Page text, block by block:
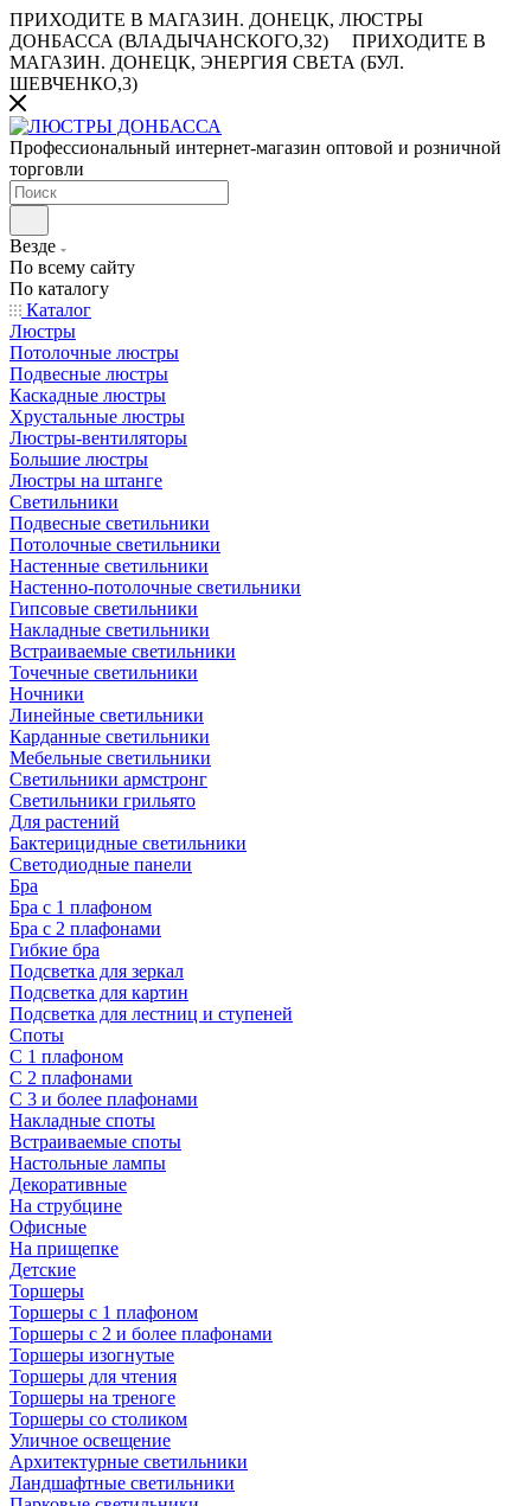
ПРИХОДИТЕ В МАГАЗИН. ДОНЕЦК, ЛЮСТРЫ
ДОНБАССА (ВЛАДЫЧАНСКОГО,32)
ПРИХОДИТЕ В
МАГАЗИН. ДОНЕЦК, ЭНЕРГИЯ СВЕТА (БУЛ.
ШЕВЧЕНКО,3)
Профессиональный интернет-магазин оптовой и розничной
торговли
Везде
По всему сайту
По каталогу
Каталог
Люстры
Потолочные люстры
Подвесные люстры
Каскадные люстры
Хрустальные люстры
Люстры-вентиляторы
Большие люстры
Люстры на штанге
Светильники
Подвесные светильники
Потолочные светильники
Настенные светильники
Настенно-потолочные светильники
Гипсовые светильники
Накладные светильники
Встраиваемые светильники
Точечные светильники
Ночники
Линейные светильники
Карданные светильники
Мебельные светильники
Светильники армстронг
Светильники грильято
Для растений
Бактерицидные светильники
Светодиодные панели
Бра
Бра с 1 плафоном
Бра с 2 плафонами
Гибкие бра
Подсветка для зеркал
Подсветка для картин
Подсветка для лестниц и ступеней
Споты
С 1 плафоном
С 2 плафонами
С 3 и более плафонами
Накладные споты
Встраиваемые споты
Настольные лампы
Декоративные
На струбцине
Офисные
На прищепке
Детские
Торшеры
Торшеры с 1 плафоном
Торшеры с 2 и более плафонами
Торшеры изогнутые
Торшеры для чтения
Торшеры на треноге
Торшеры со столиком
Уличное освещение
Архитектурные светильники
Ландшафтные светильники